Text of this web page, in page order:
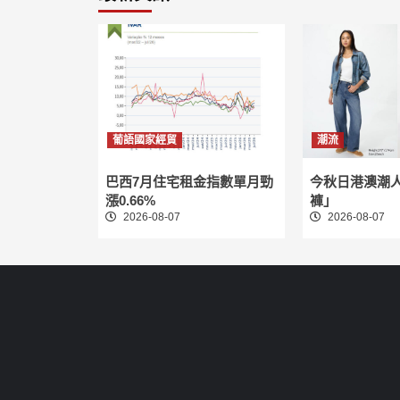
葡語國家經貿
巴西7月住宅租金指數單月勁
漲0.66%
2026-08-07
潮流
今秋日港澳潮
褲」
2026-08-07